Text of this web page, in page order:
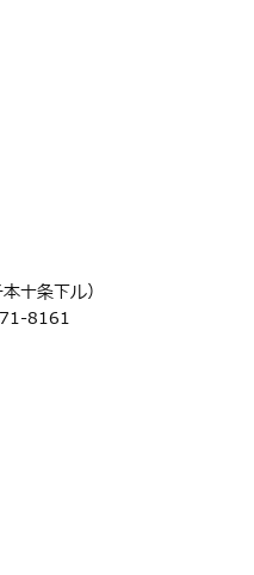
本十条下ル）
8161